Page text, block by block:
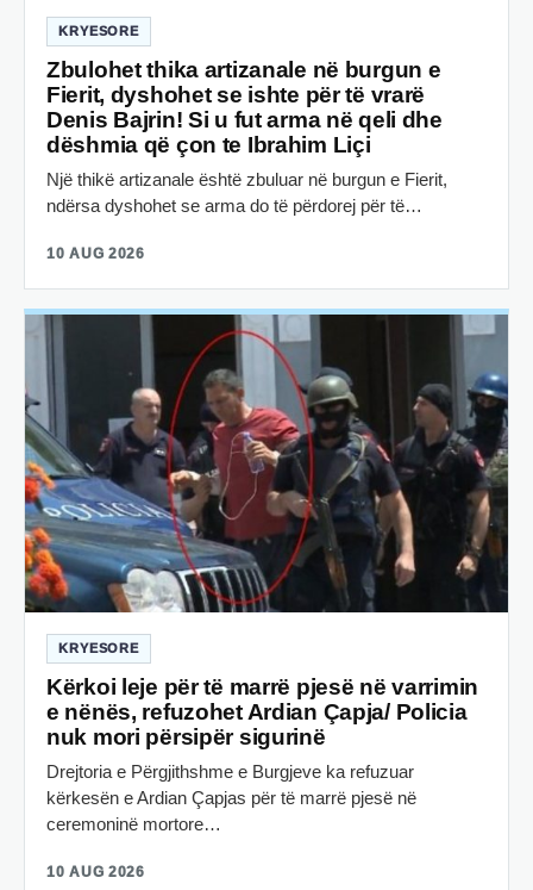
KRYESORE
Zbulohet thika artizanale në burgun e
Fierit, dyshohet se ishte për të vrarë
Denis Bajrin! Si u fut arma në qeli dhe
dëshmia që çon te Ibrahim Liçi
Një thikë artizanale është zbuluar në burgun e Fierit,
ndërsa dyshohet se arma do të përdorej për të…
10 AUG 2026
KRYESORE
Kërkoi leje për të marrë pjesë në varrimin
e nënës, refuzohet Ardian Çapja/ Policia
nuk mori përsipër sigurinë
Drejtoria e Përgjithshme e Burgjeve ka refuzuar
kërkesën e Ardian Çapjas për të marrë pjesë në
ceremoninë mortore…
10 AUG 2026